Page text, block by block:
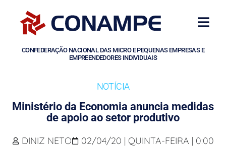
CONFEDERAÇÃO NACIONAL DAS MICRO E PEQUENAS EMPRESAS E
EMPREENDEDORES INDIVIDUAIS
NOTÍCIA
Ministério da Economia anuncia medidas
de apoio ao setor produtivo
DINIZ NETO 02/04/20 | QUINTA-FEIRA | 0:00